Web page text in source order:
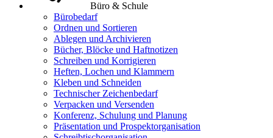
Büro & Schule
Bürobedarf
Ordnen und Sortieren
Ablegen und Archivieren
Bücher, Blöcke und Haftnotizen
Schreiben und Korrigieren
Heften, Lochen und Klammern
Kleben und Schneiden
Technischer Zeichenbedarf
Verpacken und Versenden
Konferenz, Schulung und Planung
Präsentation und Prospektorganisation